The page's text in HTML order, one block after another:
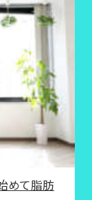
めて脂肪